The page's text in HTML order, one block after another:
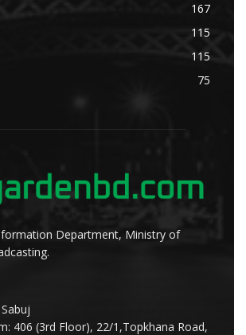
167
115
115
75
Department, Ministry of
406 (3rd Floor), 22/1,Topkhana Road,